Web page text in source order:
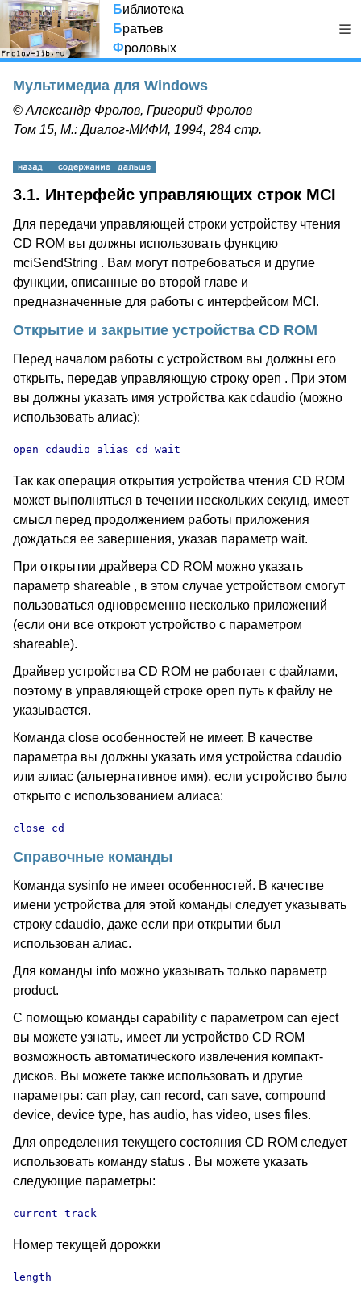
Библиотека
Братьев
Фроловых
Мультимедиа для Windows
© Александр Фролов, Григорий Фролов
Том 15, М.: Диалог-МИФИ, 1994, 284 стр.
3.1. Интерфейс управляющих строк MCI
Для передачи управляющей строки устройству чтения
CD ROM вы должны использовать функцию
mciSendString . Вам могут потребоваться и другие
функции, описанные во второй главе и
предназначенные для работы с интерфейсом MCI.
Открытие и закрытие устройства CD ROM
Перед началом работы с устройством вы должны его
открыть, передав управляющую строку open . При этом
вы должны указать имя устройства как cdaudio (можно
использовать алиас):
open cdaudio alias cd wait
Так как операция открытия устройства чтения CD ROM
может выполняться в течении нескольких секунд, имеет
смысл перед продолжением работы приложения
дождаться ее завершения, указав параметр wait.
При открытии драйвера CD ROM можно указать
параметр shareable , в этом случае устройством смогут
пользоваться одновременно несколько приложений
(если они все откроют устройство с параметром
shareable).
Драйвер устройства CD ROM не работает с файлами,
поэтому в управляющей строке open путь к файлу не
указывается.
Команда close особенностей не имеет. В качестве
параметра вы должны указать имя устройства cdaudio
или алиас (альтернативное имя), если устройство было
открыто с использованием алиаса:
close cd
Справочные команды
Команда sysinfo не имеет особенностей. В качестве
имени устройства для этой команды следует указывать
строку cdaudio, даже если при открытии был
использован алиас.
Для команды info можно указывать только параметр
product.
С помощью команды capability с параметром can eject
вы можете узнать, имеет ли устройство CD ROM
возможность автоматического извлечения компакт-
дисков. Вы можете также использовать и другие
параметры: can play, can record, can save, compound
device, device type, has audio, has video, uses files.
Для определения текущего состояния CD ROM следует
использовать команду status . Вы можете указать
следующие параметры:
current track
Номер текущей дорожки
length